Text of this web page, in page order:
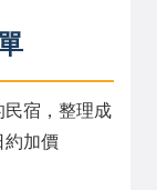
民宿，整理成
約加價